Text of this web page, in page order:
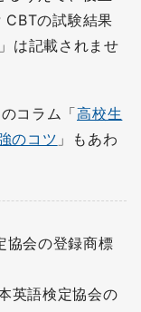
CBTの試験結果
は記載されませ
コラム「高校生
のコツ 」もあわ
協会の登録商標
英語検定協会の